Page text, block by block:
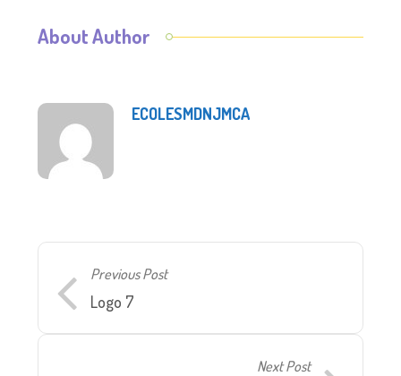
About Author
ECOLESMDNJMCA
Previous Post
Logo 7
Next Post